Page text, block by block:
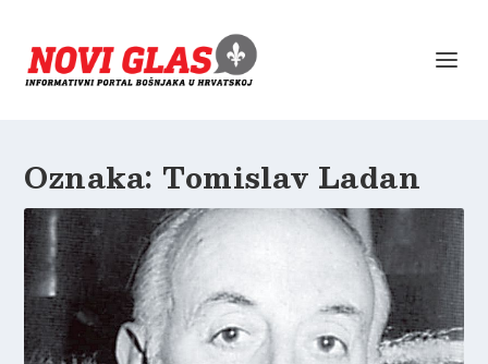
Oznaka: Tomislav Ladan